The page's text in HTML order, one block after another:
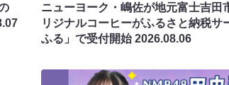
ニューヨーク・嶋佐が地元富士吉田
リジナルコーヒーがふるさと納税サ
ふる」で受付開始2026.08.06